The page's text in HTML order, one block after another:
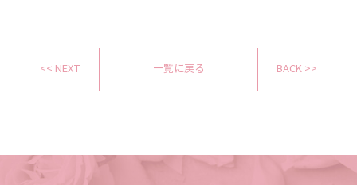
<< NEXT 一覧に戻る BACK >>